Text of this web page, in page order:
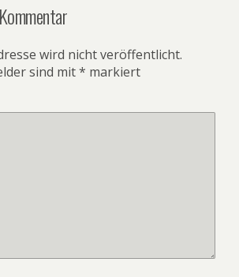
wird nicht veröffentlicht.
sind mit* markiert